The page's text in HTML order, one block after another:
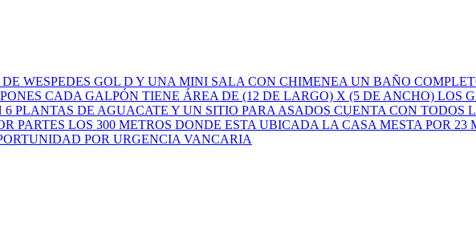
WESPEDES GOL D Y UNA MINI SALA CON CHIMENEA UN BAÑO
CADA GALPÓN TIENE ÁREA DE (12 DE LARGO) X (5 DE ANCHO) LOS
PLANTAS DE AGUACATE Y UN SITIO PARA ASADOS CUENTA CON TODOS
PARTES LOS 300 METROS DONDE ESTA UBICADA LA CASA MESTA POR
POR URGENCIA VANCARIA